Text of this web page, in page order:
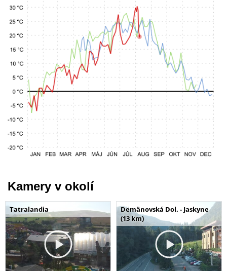
Kamery v okolí
Tatralandia
Demänovská Dol. - Jaskyne
(13 km)